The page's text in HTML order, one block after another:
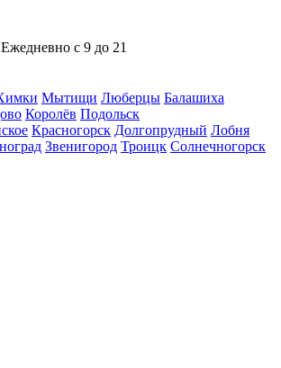
Ежедневно с 9 до 21
Мытищи Люберцы Балашиха
Королёв Подольск
Красногорск Долгопрудный Лобня
Звенигород Троицк Солнечногорск